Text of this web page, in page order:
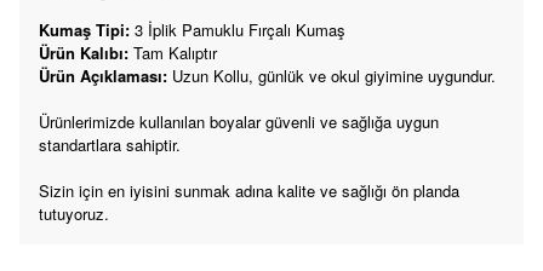
Kumaş Tipi: 3 İplik Pamuklu Fırçalı Kumaş
Ürün Kalıbı: Tam Kalıptır
Ürün Açıklaması: Uzun Kollu, günlük ve okul giyimine uygundur.
Ürünlerimizde kullanılan boyalar güvenli ve sağlığa uygun
standartlara sahiptir.
Sizin için en iyisini sunmak adına kalite ve sağlığı ön planda
tutuyoruz.